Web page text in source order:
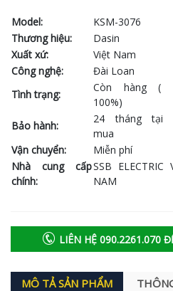
Model:
KSM-3076
Thương hiệu:
Dasin
Xuất xứ:
Việt Nam
Công nghệ:
Đài Loan
Tình trạng:
Còn hàng (
100%)
Bảo hành:
24 tháng tại
mua
Vận chuyển:
Miễn phí
Nhà cung cấp
chính:
SSB ELECTRIC
NAM
LIÊN HỆ 090.2261.070
MÔ TẢ SẢN PHẨM